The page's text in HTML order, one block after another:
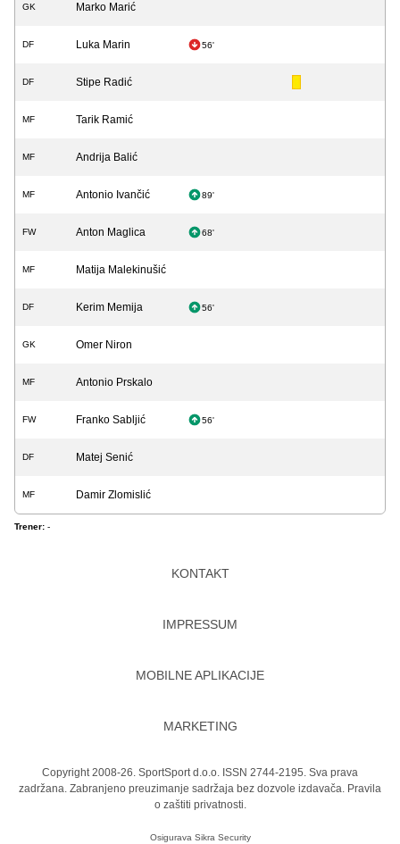
GK Marko Marić
DF Luka Marin 56'
DF Stipe Radić
MF Tarik Ramić
MF Andrija Balić
MF Antonio Ivančić 89'
FW Anton Maglica 68'
MF Matija Malekinušić
DF Kerim Memija 56'
GK Omer Niron
MF Antonio Prskalo
FW Franko Sabljić 56'
DF Matej Senić
MF Damir Zlomislić
Trener: -
KONTAKT
IMPRESSUM
MOBILNE APLIKACIJE
MARKETING
Copyright 2008-26. SportSport d.o.o. ISSN 2744-2195. Sva prava
zadržana. Zabranjeno preuzimanje sadržaja bez dozvole izdavača. Pravila
o zaštiti privatnosti.
Osigurava Sikra Security